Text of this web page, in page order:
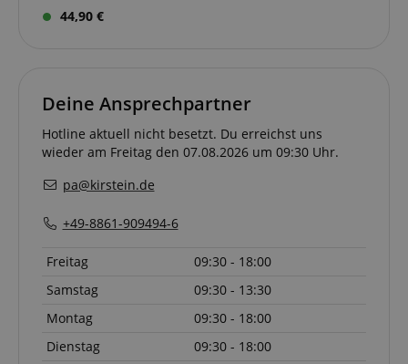
44,90 €
Deine Ansprechpartner
Hotline aktuell nicht besetzt. Du erreichst uns
wieder am Freitag den 07.08.2026 um 09:30 Uhr.
pa@kirstein.de
+49-8861-909494-6
Freitag
09:30 - 18:00
Samstag
09:30 - 13:30
Montag
09:30 - 18:00
Dienstag
09:30 - 18:00
91347
last time,
etc.).
Google-
Datenschutzerklärung